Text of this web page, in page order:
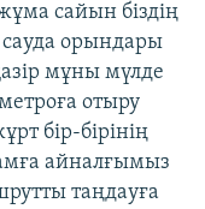
сайын біздің
сауда орындары
мұны мүлде
отыру
бір-бірінің
айналғымыз
таңдауға